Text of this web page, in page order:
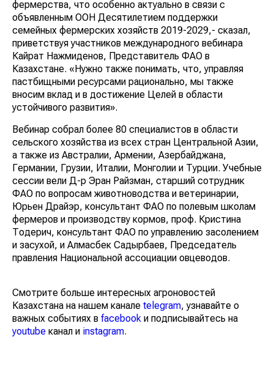
фермерства, что особенно актуально в связи с
объявленным ООН Десятилетием поддержки
семейных фермерских хозяйств 2019-2029,- сказал,
приветствуя участников международного вебинара
Кайрат Нажмиденов, Представитель ФАО в
Казахстане. «Нужно также понимать, что, управляя
пастбищными ресурсами рационально, мы также
вносим вклад и в достижение Целей в области
устойчивого развития».
Вебинар собрал более 80 специалистов в области
сельского хозяйства из всех стран Центральной Азии,
а также из Австралии, Армении, Азербайджана,
Германии, Грузии, Италии, Монголии и Турции. Учебные
сессии вели Д-р Эран Райзман, старший сотрудник
ФАО по вопросам животноводства и ветеринарии,
Юрьен Драйэр, консультант ФАО по полевым школам
фермеров и производству кормов, проф. Кристина
Тодерич, консультант ФАО по управлению засолением
и засухой, и Алмасбек Садырбаев, Председатель
правления Национальной ассоциации овцеводов.
Смотрите больше интересных агроновостей
Казахстана на нашем канале telegram, узнавайте о
важных событиях в facebook и подписывайтесь на
youtube канал и instagram.